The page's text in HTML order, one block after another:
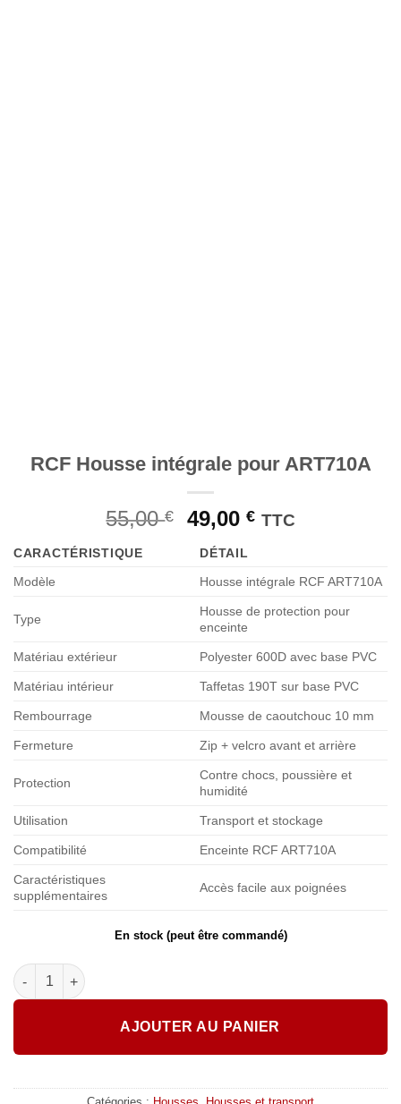
RCF Housse intégrale pour ART710A
55,00€
Le
initial
était :
55,00 €.
49,00 €Le
est :
49,00 €.
TTC
CARACTÉRISTIQUE
DÉTAIL
Modèle
Housse intégrale RCF ART710A
Type
Housse de protection pour
enceinte
Matériau extérieur Polyester 600D avec base PVC
Matériau intérieur Taffetas 190T sur base PVC
Rembourrage Mousse de caoutchouc 10 mm
Fermeture Zip + velcro avant et arrière
Protection
Contre chocs, poussière et
humidité
Utilisation Transport et stockage
Compatibilité Enceinte RCF ART710A
Caractéristiques
supplémentaires
Accès facile aux poignées
En stock (peut être commandé)
quantité de RCF Housse intégrale pour ART710A
AJOUTER AU PANIER